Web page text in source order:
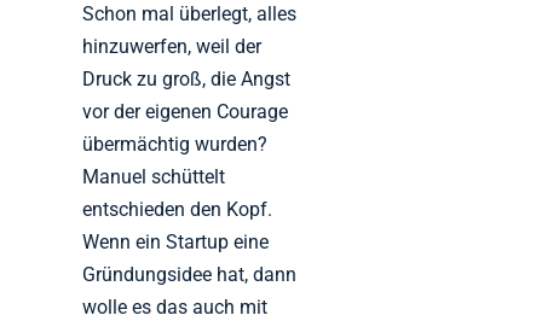
Schon mal überlegt, alles
hinzuwerfen, weil der
Druck zu groß, die Angst
vor der eigenen Courage
übermächtig wurden?
Manuel schüttelt
entschieden den Kopf.
Wenn ein Startup eine
Gründungsidee hat, dann
wolle es das auch mit